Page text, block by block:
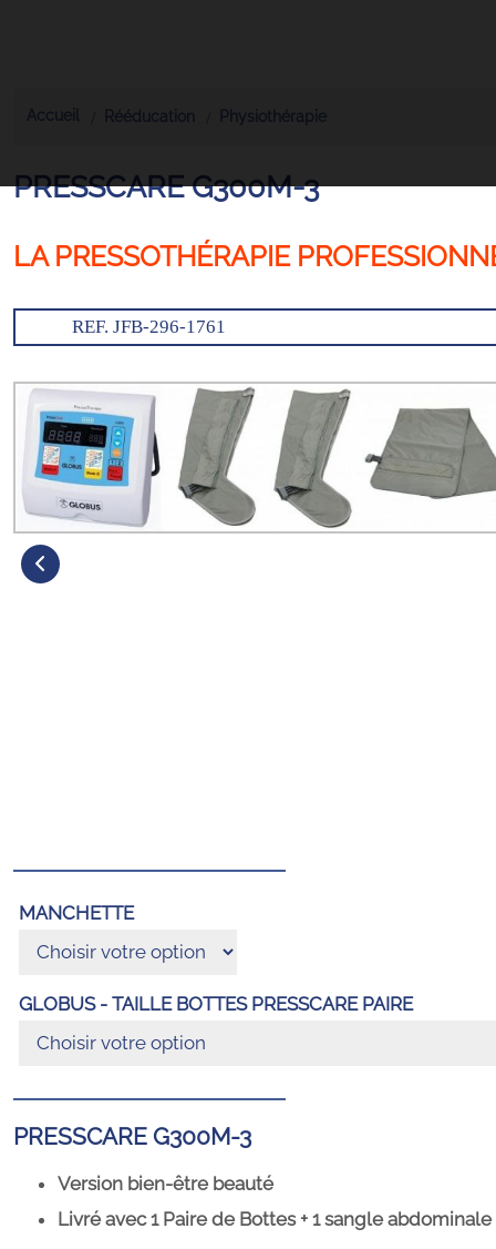
Accueil Rééducation Physiothérapie
PRESSCARE G300M-3
LA PRESSOTHÉRAPIE
REF. JFB-296-1761
MANCHETTE
GLOBUS - TAILLE BOTTES PRESSCARE PAIRE
PRESSCARE G300M-3
Version bien-être beauté
Livré avec 1 Paire de Bottes + 1 sangle abdominale